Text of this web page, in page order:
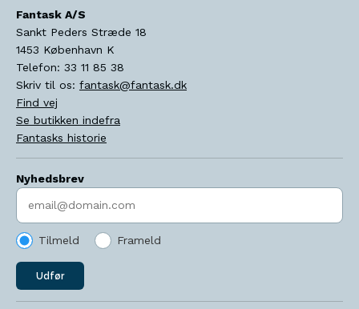
Fantask A/S
Sankt Peders Stræde 18
1453 København K
Telefon: 33 11 85 38
Skriv til os: fantask@fantask.dk
Find vej
Se butikken indefra
Fantasks historie
Nyhedsbrev
Indtast søgeord
Tilmeld Frameld
Udfør